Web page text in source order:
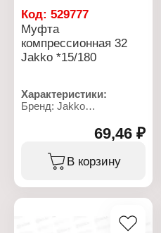
Код: 529777
Муфта
компрессионная 32
Jakko *15/180
Характеристики:
Бренд: Jakko
Тип товара: Муфта
Тип: компрессионная
Вид: соединительная
Диаметр присоединения:
Материал: полиэтилен
низкого давления
69,46 ₽
В корзину